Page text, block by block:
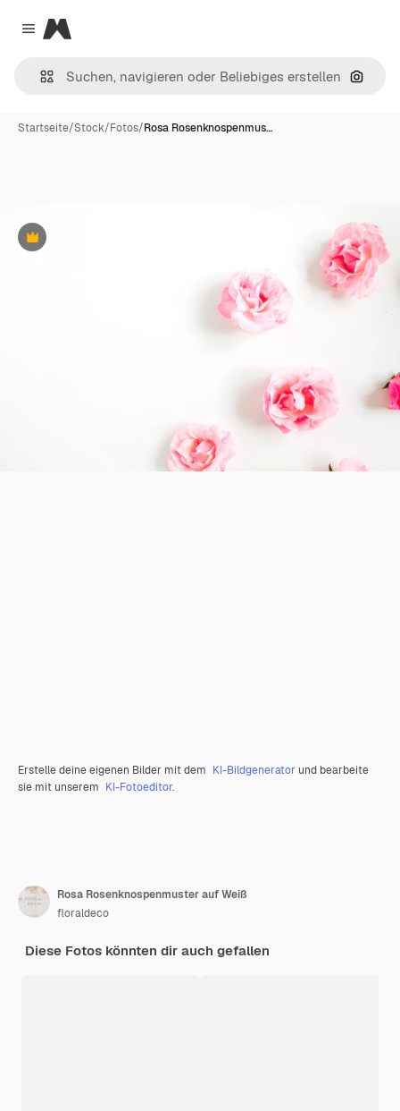
Close menu
Magnific
Nach
Startseite/Stock/Fotos/Rosa Rosenknospenmus…
Premium
Erstelle deine eigenen Bilder mit dem KI-Bildgenerator und bearbeite
sie mit unserem KI-Fotoeditor.
Rosa Rosenknospenmuster auf Weiß
floraldeco
Diese Fotos könnten dir auch gefallen